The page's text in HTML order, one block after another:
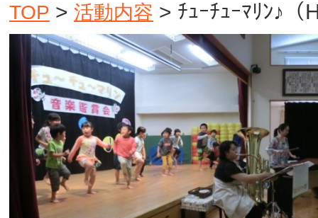
TOP > 活動内容 > ﾁｭｰﾁｭｰﾏﾘﾝ♪